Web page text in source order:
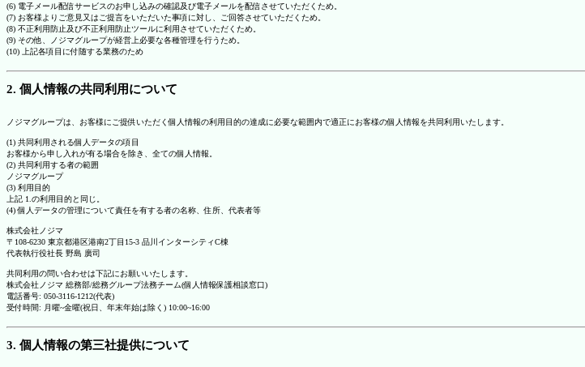
(6) 電子メール配信サービスのお申し込みの確認及び電子メールを配信させていただくため。
(7) お客様よりご意見又はご提言をいただいた事項に対し、ご回答させていただくため。
(8) 不正利用防止及び不正利用防止ツールに利用させていただくため。
(9) その他、ノジマグループが経営上必要な各種管理を行うため。
(10) 上記各項目に付随する業務のため
2. 個人情報の共同利用について
ノジマグループは、お客様にご提供いただく個人情報の利用目的の達成に必要な範囲内で適正にお客様の個人情報を共同利用いたします。
(1) 共同利用される個人データの項目
お客様から申し入れが有る場合を除き、全ての個人情報。
(2) 共同利用する者の範囲
ノジマグループ
(3) 利用目的
上記 1.の利用目的と同じ。
(4) 個人データの管理について責任を有する者の名称、住所、代表者等
株式会社ノジマ
〒108-6230 東京都港区港南2丁目15-3 品川インターシティC棟
代表執行役社長 野島 廣司
共同利用の問い合わせは下記にお願いいたします。
株式会社ノジマ 総務部/総務グループ法務チーム(個人情報保護相談窓口)
電話番号: 050-3116-1212(代表)
受付時間: 月曜~金曜(祝日、年末年始は除く) 10:00~16:00
3. 個人情報の第三社提供について